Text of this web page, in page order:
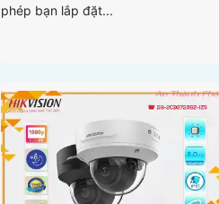
phép bạn lắp đặt...